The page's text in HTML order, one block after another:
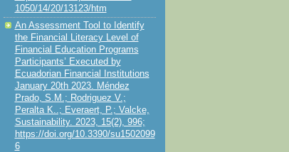
1050/14/20/13123/htm
An Assessment Tool to Identify
the Financial Literacy Level of
Financial Education Programs
Participants’ Executed by
Ecuadorian Financial Institutions
January 20th 2023. Méndez
Prado, S.M.; Rodriguez V.;
Peralta K..; Everaert, P.; Valcke,
Sustainability. 2023, 15(2), 996;
https://doi.org/10.3390/su1502099
6